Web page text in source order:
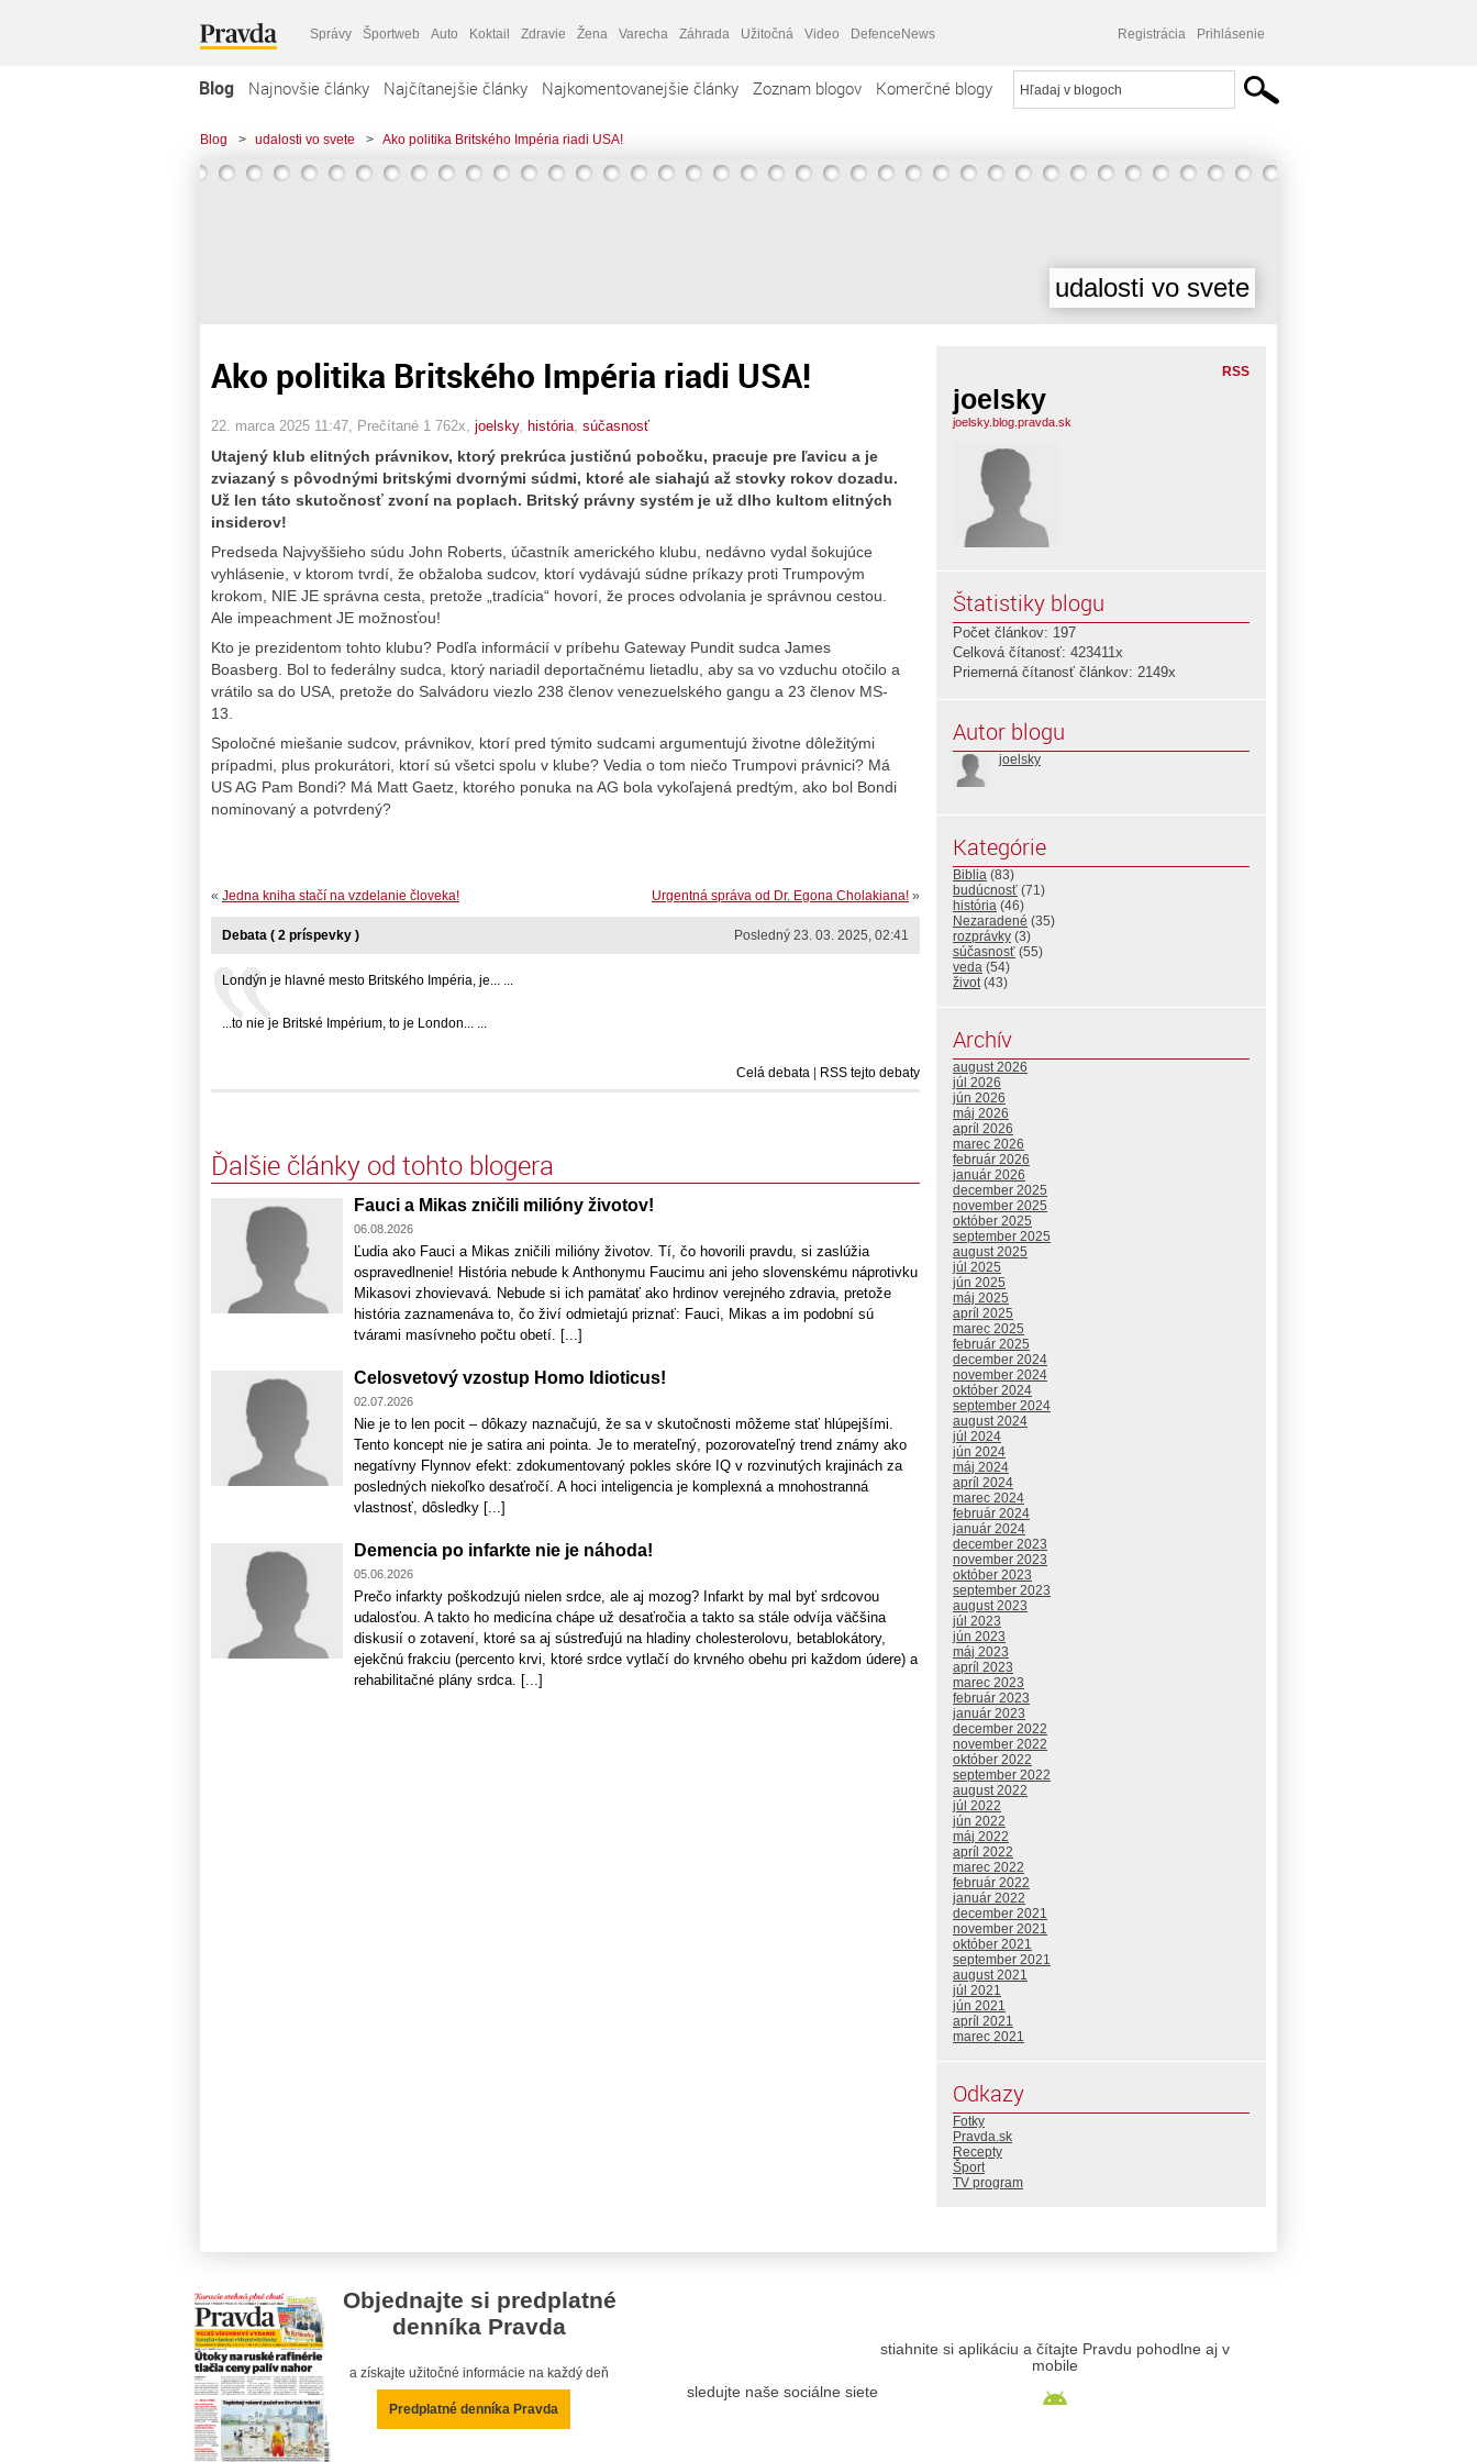
Správy Športweb Auto Koktail Zdravie Žena Varecha Záhrada Užitočná Video DefenceNews Registrácia Prihlásenie
Blog Najnovšie články Najčítanejšie články Najkomentovanejšie články Zoznam blogov Komerčné blogy
Blog > udalosti vo svete > Ako politika Britského Impéria riadi USA!
udalosti vo svete
Ako politika Britského Impéria riadi USA!
22. marca 2025 11:47 , Prečítané 1 762x, joelsky, história súčasnosť
Utajený klub elitných právnikov, ktorý prekrúca justičnú pobočku, pracuje pre ľavicu a je
zviazaný s pôvodnými britskými dvornými súdmi, ktoré ale siahajú až stovky rokov dozadu.
Už len táto skutočnosť zvoní na poplach. Britský právny systém je už dlho kultom elitných
insiderov!
Predseda Najvyššieho súdu John Roberts, účastník amerického klubu, nedávno vydal šokujúce
vyhlásenie, v ktorom tvrdí, že obžaloba sudcov, ktorí vydávajú súdne príkazy proti Trumpovým
krokom, NIE JE správna cesta, pretože „tradícia“ hovorí, že proces odvolania je správnou cestou.
Ale impeachment JE možnosťou!
Kto je prezidentom tohto klubu? Podľa informácií v príbehu Gateway Pundit sudca James
Boasberg. Bol to federálny sudca, ktorý nariadil deportačnému lietadlu, aby sa vo vzduchu otočilo a
vrátilo sa do USA, pretože do Salvádoru viezlo 238 členov venezuelského gangu a 23 členov MS-
13.
Spoločné miešanie sudcov, právnikov, ktorí pred týmito sudcami argumentujú životne dôležitými
prípadmi, plus prokurátori, ktorí sú všetci spolu v klube? Vedia o tom niečo Trumpovi právnici? Má
US AG Pam Bondi? Má Matt Gaetz, ktorého ponuka na AG bola vykoľajená predtým, ako bol Bondi
nominovaný a potvrdený?
Urgentná správa od Dr. Egona Cholakiana! »
« Jedna kniha stačí na vzdelanie človeka!
Posledný 23. 03. 2025, 02:41
Debata ( 2 príspevky )
Londýn je hlavné mesto Britského Impéria, je... ...
...to nie je Britské Impérium, to je London... ...
Celá debata RSS tejto debaty
Ďalšie články od tohto blogera
Fauci a Mikas zničili milióny životov!
06.08.2026
Ľudia ako Fauci a Mikas zničili milióny životov. Tí, čo hovorili pravdu, si zaslúžia
ospravedlnenie! História nebude k Anthonymu Faucimu ani jeho slovenskému náprotivku
Mikasovi zhovievavá. Nebude si ich pamätať ako hrdinov verejného zdravia, pretože
história zaznamenáva to, čo živí odmietajú priznať: Fauci, Mikas a im podobní sú
tvárami masívneho počtu obetí. [...]
Celosvetový vzostup Homo Idioticus!
02.07.2026
Nie je to len pocit – dôkazy naznačujú, že sa v skutočnosti môžeme stať hlúpejšími.
Tento koncept nie je satira ani pointa. Je to merateľný, pozorovateľný trend známy ako
negatívny Flynnov efekt: zdokumentovaný pokles skóre IQ v rozvinutých krajinách za
posledných niekoľko desaťročí. A hoci inteligencia je komplexná a mnohostranná
vlastnosť, dôsledky [...]
Demencia po infarkte nie je náhoda!
05.06.2026
Prečo infarkty poškodzujú nielen srdce, ale aj mozog? Infarkt by mal byť srdcovou
udalosťou. A takto ho medicína chápe už desaťročia a takto sa stále odvíja väčšina
diskusií o zotavení, ktoré sa aj sústreďujú na hladiny cholesterolovu, betablokátory,
ejekčnú frakciu (percento krvi, ktoré srdce vytlačí do krvného obehu pri každom údere) a
rehabilitačné plány srdca. [...]
RSS
joelsky
joelsky.blog.pravda.sk
Štatistiky blogu
Počet článkov: 197
Celková čítanosť: 423411x
Priemerná čítanosť článkov: 2149x
Autor blogu
joelsky
Kategórie
Biblia (83)
budúcnosť (71)
história (46)
Nezaradené (35)
rozprávky (3)
súčasnosť (55)
veda (54)
život(43)
Archív
august 2026
júl 2026
jún 2026
máj 2026
apríl 2026
marec 2026
február 2026
január 2026
december 2025
november 2025
október 2025
september 2025
august 2025
júl 2025
jún 2025
máj 2025
apríl 2025
marec 2025
február 2025
december 2024
november 2024
október 2024
september 2024
august 2024
júl 2024
jún 2024
máj 2024
apríl 2024
marec 2024
február 2024
január 2024
december 2023
november 2023
október 2023
september 2023
august 2023
júl 2023
jún 2023
máj 2023
apríl 2023
marec 2023
február 2023
január 2023
december 2022
november 2022
október 2022
september 2022
august 2022
júl 2022
jún 2022
máj 2022
apríl 2022
marec 2022
február 2022
január 2022
december 2021
november 2021
október 2021
september 2021
august 2021
júl 2021
jún 2021
apríl 2021
marec 2021
Odkazy
Fotky
Pravda.sk
Recepty
Šport
TV program
Objednajte si predplatné
denníka Pravda
a získajte užitočné informácie na každý deň
Predplatné denníka Pravda
sledujte naše sociálne siete
stiahnite si aplikáciu a čítajte Pravdu pohodlne aj v
mobile